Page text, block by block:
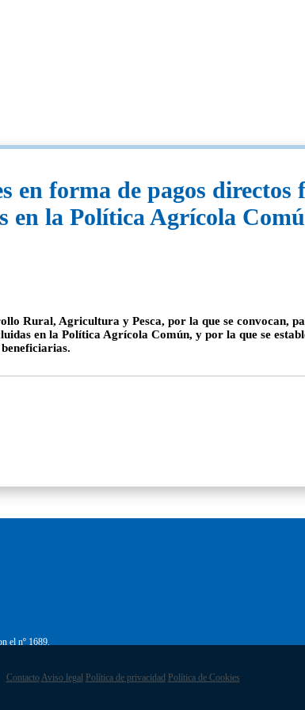
en forma de pagos
en la Política Agrícola
Rural, Agricultura y Pesca, por la que se convocan,
en la Política Agrícola Común, y por la que se
el nº 1689.
Contacto Aviso legal Política de privacidad Política de Cookies